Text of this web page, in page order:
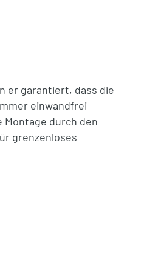
er garantiert, dass die
einwandfrei
durch den
grenzenloses